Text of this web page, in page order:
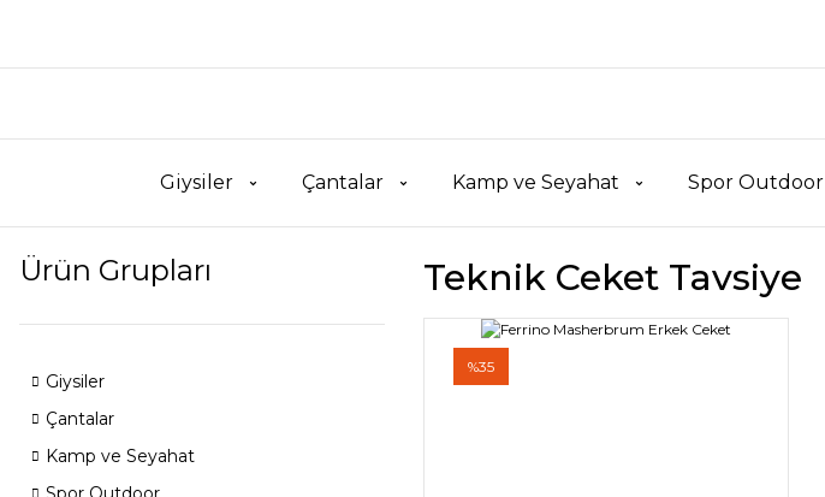
Giysiler Çantalar Kamp ve Seyahat Spor Outdoor
Ürün Grupları
Giysiler
Çantalar
Kamp ve Seyahat
Teknik Ceket Tavsiye
%35